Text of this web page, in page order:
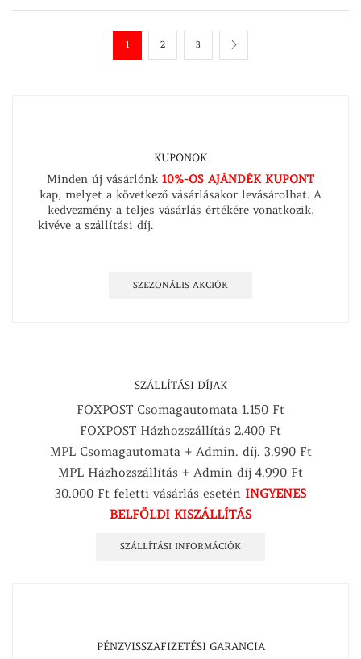
1 2 3
KUPONOK
Minden új vásárlónk 10%-OS AJÁNDÉK KUPONT
kap, melyet a következő vásárlásakor levásárolhat. A
kedvezmény a teljes vásárlás értékére vonatkozik,
kivéve a szállítási díj.
SZEZONÁLIS AKCIÓK
SZÁLLÍTÁSI DÍJAK
FOXPOST Csomagautomata 1.150 Ft
FOXPOST Házhozszállítás 2.400 Ft
MPL Csomagautomata + Admin. díj. 3.990 Ft
MPL Házhozszállítás + Admin díj 4.990 Ft
30.000 Ft feletti vásárlás esetén INGYENES
BELFÖLDI KISZÁLLÍTÁS
SZÁLLÍTÁSI INFORMÁCIÓK
PÉNZVISSZAFIZETÉSI GARANCIA